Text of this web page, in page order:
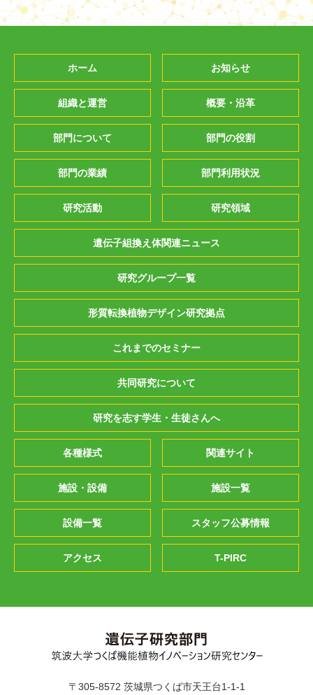
ホーム お知らせ
組織と運営 概要・沿革
部門について 部門の役割
部門の業績 部門利用状況
研究活動 研究領域
遺伝子組換え体関連ニュース
研究グループ一覧
形質転換植物デザイン研究拠点
これまでのセミナー
共同研究について
研究を志す学生・生徒さんへ
各種様式 関連サイト
施設・設備 施設一覧
設備一覧 スタッフ公募情報
アクセス T-PIRC
〒305-8572 茨城県つくば市天王台1-1-1